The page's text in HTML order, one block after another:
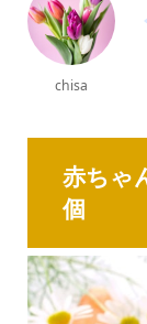
chisa
赤ちゃ
個